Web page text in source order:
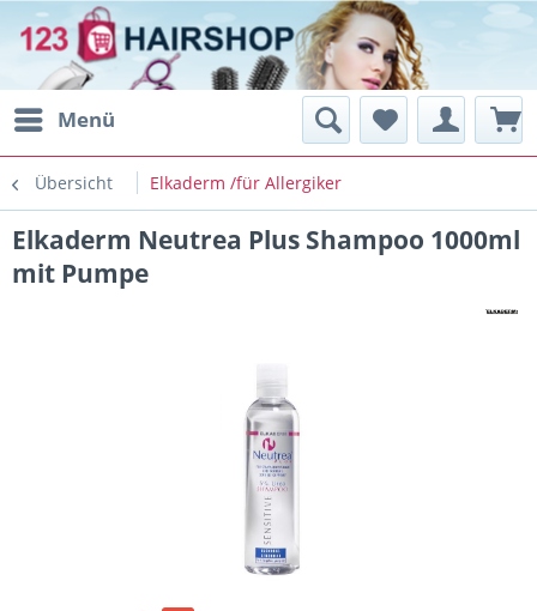
Menü
Übersicht Elkaderm /für Allergiker
Elkaderm Neutrea Plus Shampoo 1000ml
mit Pumpe